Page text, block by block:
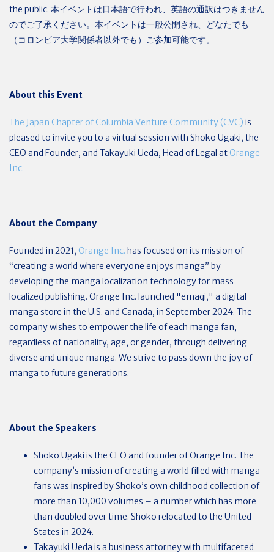
the public. 本イベントは日本語で行われ、英語の通訳はつきません
のでご了承ください。本イベントは一般公開され、どなたでも
（コロンビア大学関係者以外でも）ご参加可能です。
About this Event
The Japan Chapter of Columbia Venture Community (CVC) is
pleased to invite you to a virtual session with Shoko Ugaki, the
CEO and Founder, and Takayuki Ueda, Head of Legal at Orange
Inc.
About the Company
Founded in 2021, Orange Inc. has focused on its mission of
“creating a world where everyone enjoys manga” by
developing the manga localization technology for mass
localized publishing. Orange Inc. launched "emaqi," a digital
manga store in the U.S. and Canada, in September 2024. The
company wishes to empower the life of each manga fan,
regardless of nationality, age, or gender, through delivering
diverse and unique manga. We strive to pass down the joy of
manga to future generations.
About the Speakers
Shoko Ugaki is the CEO and founder of Orange Inc. The
company’s mission of creating a world filled with manga
fans was inspired by Shoko’s own childhood collection of
more than 10,000 volumes – a number which has more
than doubled over time. Shoko relocated to the United
States in 2024.
Takayuki Ueda is a business attorney with multifaceted